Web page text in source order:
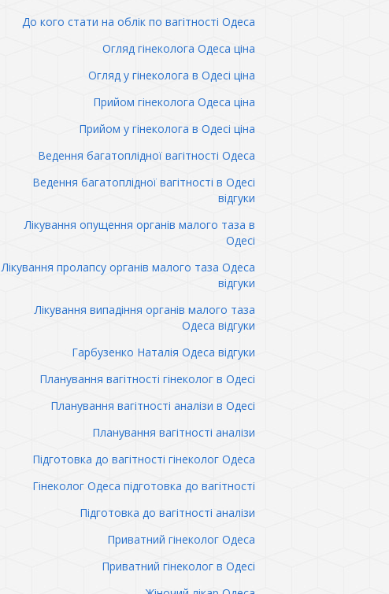
До кого стати на облік по вагітності Одеса
Огляд гінеколога Одеса ціна
Огляд у гінеколога в Одесі ціна
Прийом гінеколога Одеса ціна
Прийом у гінеколога в Одесі ціна
Ведення багатоплідної вагітності Одеса
Ведення багатоплідної вагітності в Одесі
відгуки
Лікування опущення органів малого таза в
Одесі
Лікування пролапсу органів малого таза Одеса
відгуки
Лікування випадіння органів малого таза
Одеса відгуки
Гарбузенко Наталія Одеса відгуки
Планування вагітності гінеколог в Одесі
Планування вагітності аналізи в Одесі
Планування вагітності аналізи
Підготовка до вагітності гінеколог Одеса
Гінеколог Одеса підготовка до вагітності
Підготовка до вагітності аналізи
Приватний гінеколог Одеса
Приватний гінеколог в Одесі